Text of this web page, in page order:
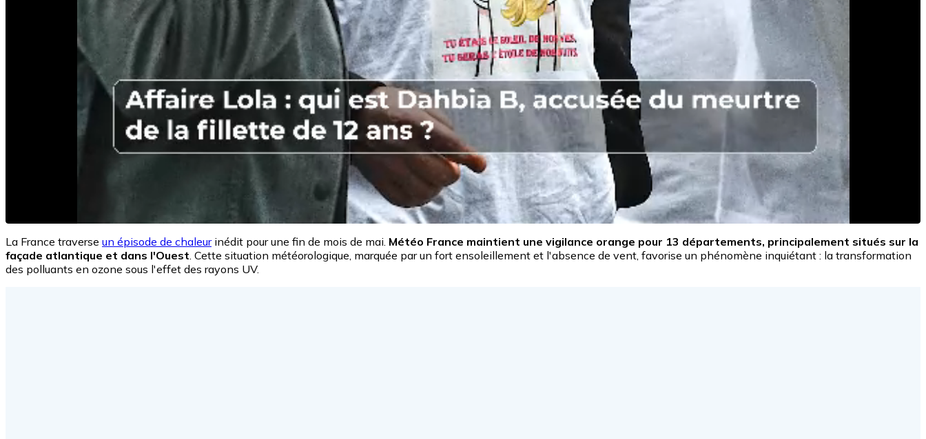
La France traverse un épisode de chaleurinédit pour une fin de mois de mai. Météo France maintient une vigilance orange pour 13 départements, principalement situés sur la
façade atlantique et dans l'Ouest . Cette situation météorologique, marquée par un fort ensoleillement et l'absence de vent, favorise un phénomène inquiétant : la transformation
des polluants en ozone sous l'effet des rayons UV.